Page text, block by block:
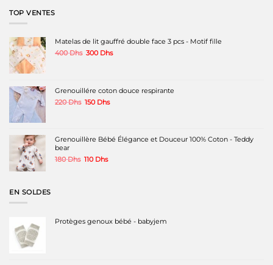
TOP VENTES
Matelas de lit gauffré double face 3 pcs - Motif fille
400Dhs Le
400 Dhs.
300 DhsLe
300 Dhs.
Grenouillére coton douce respirante
220Dhs Le
220 Dhs.
150 DhsLe
150 Dhs.
Grenouillère Bébé Élégance et Douceur 100% Coton - Teddy
bear
180Dhs Le
110 DhsLe
EN SOLDES
Protèges genoux bébé - babyjem